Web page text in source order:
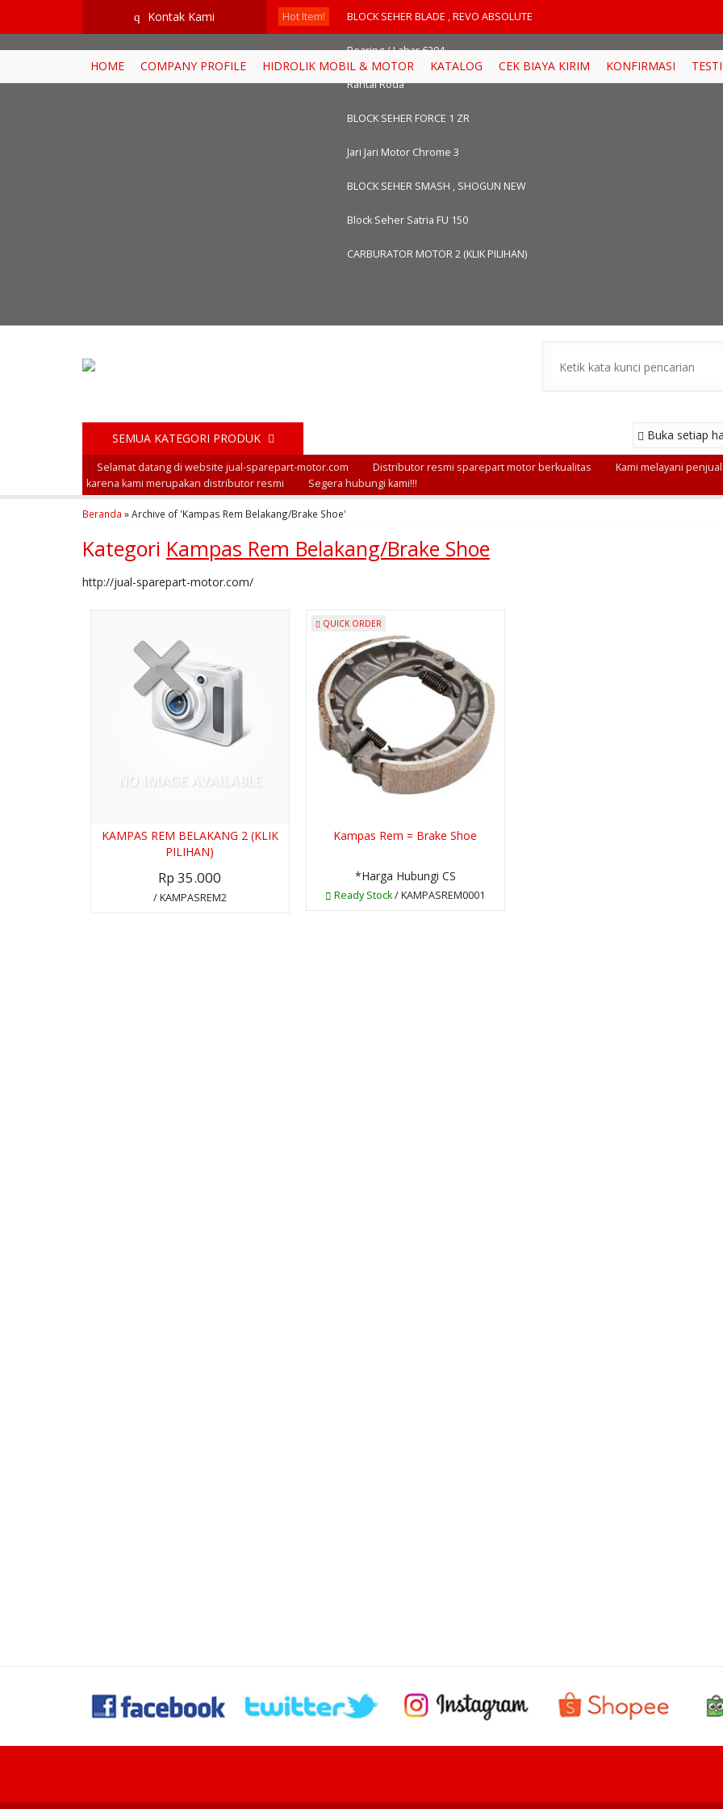
google-site-verification=RoKuikKKhptiWlhVH0-mBoWEpW-YTG8htM_ix_Dp9Go
q Kontak Kami Hot Item! BLOCK SEHER BLADE , REVO ABSOLUTE
Bearing / Lahar 6204
Rantai Roda
BLOCK SEHER FORCE 1 ZR
Jari Jari Motor Chrome 3
BLOCK SEHER SMASH , SHOGUN NEW
Block Seher Satria FU 150
CARBURATOR MOTOR 2 (KLIK PILIHAN)
HOME COMPANY PROFILE HIDROLIK MOBIL & MOTOR KATALOG CEK BIAYA KIRIM KONFIRMASI
Buka setiap
SEMUA KATEGORI PRODUK
Selamat datang di website jual-sparepart-motor.com Distributor resmi sparepart motor berkualitas Kami melayani
karena kami merupakan distributor resmi
Segera hubungi kami!!!
Beranda »Archive of 'Kampas Rem Belakang/Brake Shoe'
Kategori Kampas Rem Belakang/Brake Shoe
http://jual-sparepart-motor.com/
KAMPAS REM BELAKANG 2 (KLIK
PILIHAN)
Rp 35.000
/ KAMPASREM2
QUICK ORDER
Kampas Rem = Brake Shoe
*Harga Hubungi CS
Ready Stock/ KAMPASREM0001